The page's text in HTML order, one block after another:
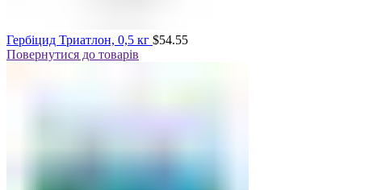
Гербіцид Триатлон, 0,5 кг $54.55
Повернутися до товарів